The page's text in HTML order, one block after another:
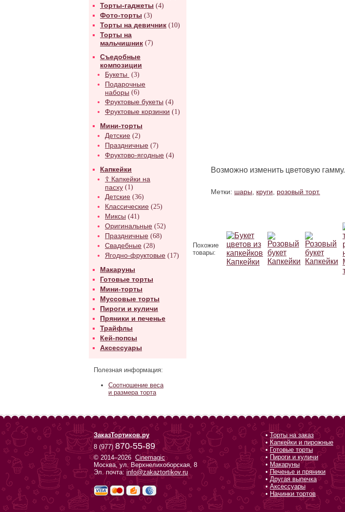
Торты-гаджеты (4)
Фото-торты (3)
Торты на девичник (10)
Торты на
мальчишник (7)
Съедобные
композиции
Букеты (3)
Подарочные
наборы (6)
Фруктовые букеты (4)
Фруктовые корзинки (1)
Мини-торты
Детские (2)
Праздничные (7)
Фруктово-ягодные (4)
Капкейки
☦ Капкейки на
пасху (1)
Детские (36)
Классические (25)
Миксы (41)
Оригинальные (52)
Праздничные (68)
Свадебные (28)
Ягодно-фруктовые (17)
Макаруны
Готовые торты
Мини-торты
Муссовые торты
Пироги и куличи
Пряники и печенье
Трайфлы
Кей-попсы
Аксессуары
Полезная информация:
Соотношение веса
и размера торта
Возможно изменить цветовую гамму.
Метки: шары, круги, розовый торт.
Похожие
товары:
ЗаказТортиков.ру
8 (977)870-55-89
© 2014–2026 Cinemagic
Москва, ул. Верхнелихоборская, 8
Эл. почта: info@zakaztortikov.ru
•Торты на заказ
•Капкейки и пирожные
•Готовые торты
• Пироги и куличи
• Макаруны
•Печенье и пряники
•Другая выпечка
•Аксессуары
• Начинки тортов